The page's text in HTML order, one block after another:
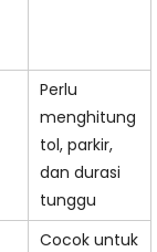
Perlu
menghitung
tol, parkir,
dan durasi
tunggu
Cocok untuk